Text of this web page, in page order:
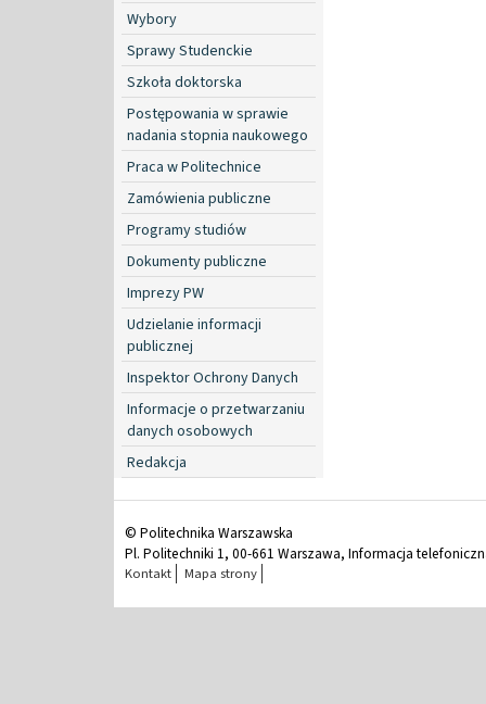
Wybory
Sprawy Studenckie
Szkoła doktorska
Postępowania w sprawie
nadania stopnia naukowego
Praca w Politechnice
Zamówienia publiczne
Programy studiów
Dokumenty publiczne
Imprezy PW
Udzielanie informacji
publicznej
Inspektor Ochrony Danych
Informacje o przetwarzaniu
danych osobowych
Redakcja
© Politechnika Warszawska
Pl. Politechniki 1, 00-661 Warszawa, Informacja
Kontakt Mapa strony